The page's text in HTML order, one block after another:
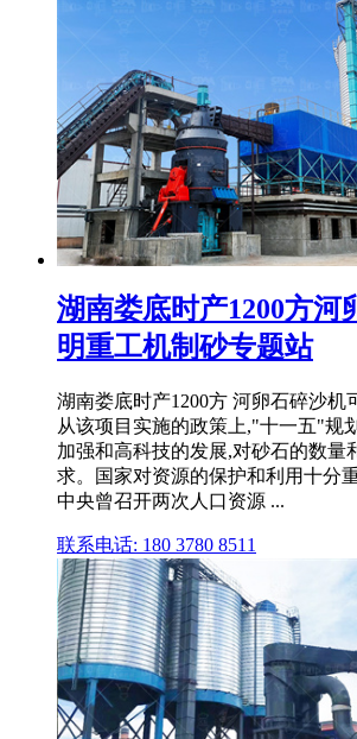
湖南娄底时产1200方河
明重工机制砂专题站
湖南娄底时产1200方 河卵石碎沙机
从该项目实施的政策上,"十一五"规
加强和高科技的发展,对砂石的数量
求。国家对资源的保护和利用十分
中央曾召开两次人口资源 ...
联系电话: 180 3780 8511